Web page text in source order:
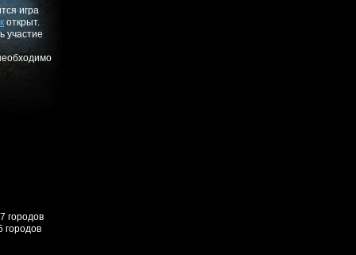
игра
открыт.
участие
городов
городов